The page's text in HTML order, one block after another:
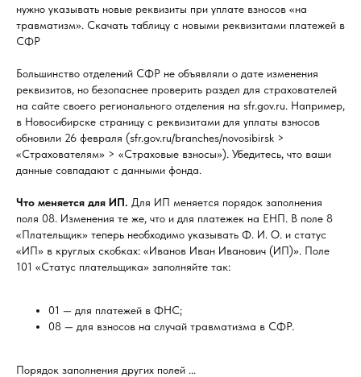
нужно указывать новые реквизиты при уплате взносов «на
травматизм». Скачать таблицу с новыми реквизитами платежей в
СФР
Большинство отделений СФР не объявляли о дате изменения
реквизитов, но безопаснее проверить раздел для страхователей
на сайте своего регионального отделения на sfr.gov.ru. Например,
в Новосибирске страницу с реквизитами для уплаты взносов
обновили 26 февраля (sfr.gov.ru/branches/novosibirsk >
«Страхователям» > «Страховые взносы»). Убедитесь, что ваши
данные совпадают с данными фонда.
Что меняется для ИП. Для ИП меняется порядок заполнения
поля 08. Изменения те же, что и для платежек на ЕНП. В поле 8
«Плательщик» теперь необходимо указывать Ф. И. О. и статус
«ИП» в круглых скобках: «Иванов Иван Иванович (ИП)». Поле
101 «Статус плательщика» заполняйте так:
01 — для платежей в ФНС;
08 — для взносов на случай травматизма в СФР.
Порядок заполнения других полей ...